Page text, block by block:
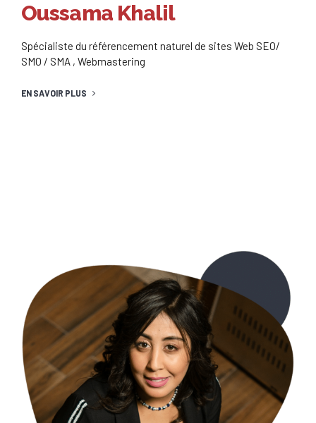
Oussama Khalil
Spécialiste du référencement naturel de sites Web SEO/
SMO / SMA , Webmastering
EN SAVOIR PLUS